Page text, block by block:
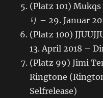
(Platz 101)
り – 29. Januar
(Platz 100)
13. April 2018 –
(Platz 99) Jimi
Ringtone
Selfrelease)